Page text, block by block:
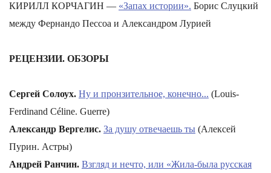
КИРИЛЛ КОРЧАГИН — «Запах истории». Борис Слуцкий
между Фернандо Пессоа и Александром Лурией
РЕЦЕНЗИИ. ОБЗОРЫ
Сергей Солоух. Ну и пронзительное, конечно... (Louis-
Ferdinand Céline. Guerre)
Александр Вергелис. За душу отвечаешь ты (Алексей
Пурин. Астры)
Андрей Ранчин. Взгляд и нечто, или «Жила-была русская